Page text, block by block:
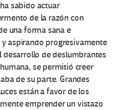
sabido actuar
de la razón con
una forma sana e
aspirando progresivamente
desarrollo de deslumbrantes
se permitió creer
de su parte. Grandes
están a favor de los
emprender un vistazo